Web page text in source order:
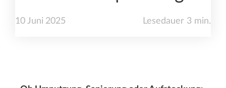
10 Juni 2025 Lesedauer 3 min.